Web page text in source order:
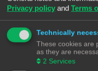
Laatste bericht door
Reacties:5
Opmeten dashboard
Laatste bericht door
Reacties:19
Privacy policy and Terms
Technically
These cookies are
as they are
2 Services